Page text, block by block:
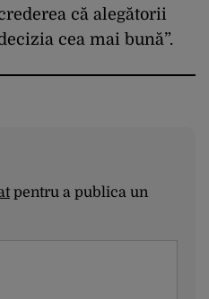
că alegătorii
cea mai bună”.
pentru a publica un